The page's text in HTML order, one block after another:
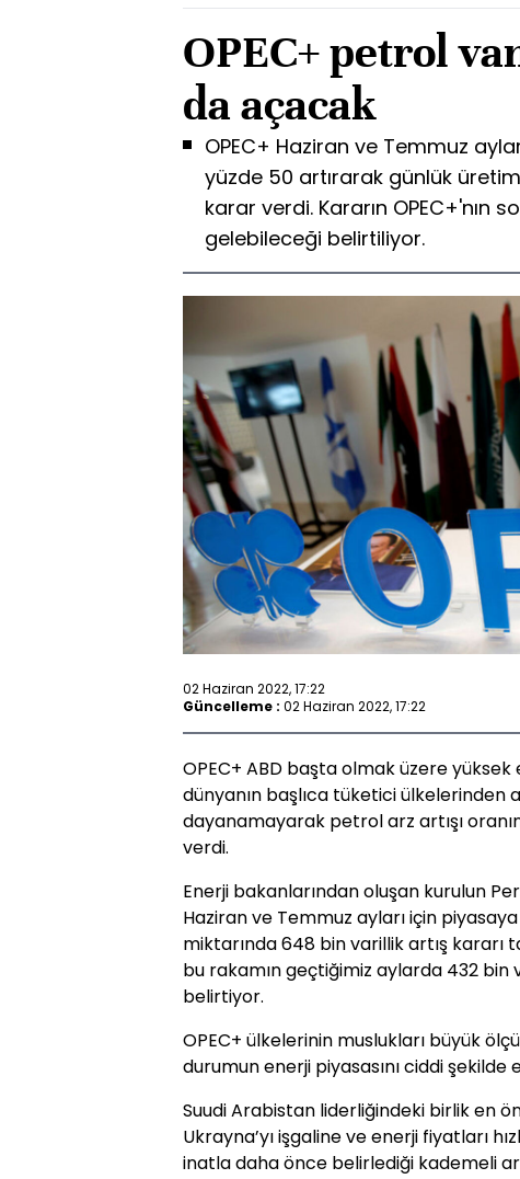
OPEC+ petrol
da açacak
OPEC+ Haziran ve Temmuz
yüzde 50 artırarak günlük
karar verdi. Kararın OPEC+'nın
gelebileceği belirtiliyor.
02 Haziran 2022, 17:22
Güncelleme : 02 Haziran 2022, 17:22
OPEC+ ABD başta olmak üzere
dünyanın başlıca tüketici ülkelerinden
dayanamayarak petrol arz artışı
verdi.
Enerji bakanlarından oluşan kurulun
Haziran ve Temmuz ayları için
miktarında 648 bin varillik artış
bu rakamın geçtiğimiz aylarda 432
belirtiyor.
OPEC+ ülkelerinin muslukları büyük
durumun enerji piyasasını ciddi
Suudi Arabistan liderliğindeki birlik en
Ukrayna’yı işgaline ve enerji fiyatları
inatla daha önce belirlediği kademeli